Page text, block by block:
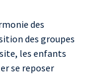
des
des groupes
les enfants
se reposer